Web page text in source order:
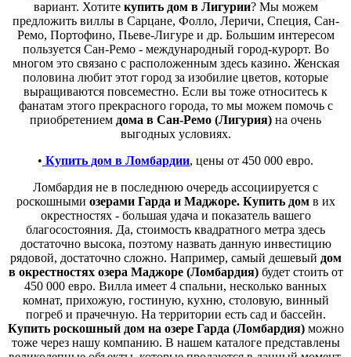
вариант. Хотите купить дом в Лигурии? Мы можем
предложить виллы в Сарцане, Фолло, Леричи, Специя, Сан-
Ремо, Портофино, Пьеве-Лигуре и др. Большим интересом
пользуется Сан-Ремо - международный город-курорт. Во
многом это связано с расположенным здесь казино. Женская
половина любит этот город за изобилие цветов, которые
выращиваются повсеместно. Если вы тоже относитесь к
фанатам этого прекрасного города, то мы можем помочь с
приобретением дома в Сан-Ремо (Лигурия) на очень
выгодных условиях.
• Купить дом в Ломбардии, цены от 450 000 евро.
Ломбардия не в последнюю очередь ассоциируется с
роскошными озерами Гарда и Маджоре. Купить домв их
окрестностях - большая удача и показатель вашего
благосостояния. Да, стоимость квадратного метра здесь
достаточно высока, поэтому назвать данную инвестицию
рядовой, достаточно сложно. Например, самый дешевый дом
в окрестностях озера Маджоре (Ломбардия)будет стоить от
450 000 евро. Вилла имеет 4 спальни, несколько ванных
комнат, прихожую, гостиную, кухню, столовую, винный
погреб и прачечную. На территории есть сад и бассейн.
Купить роскошный дом на озере Гарда (Ломбардия) можно
тоже через нашу компанию. В нашем каталоге представлены